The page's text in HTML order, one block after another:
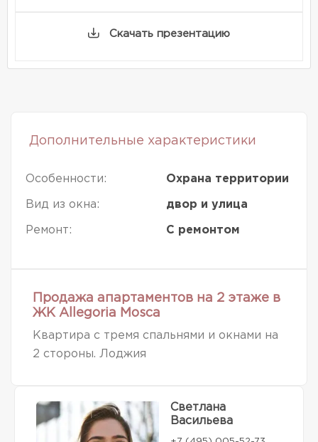
Скачать презентацию
Дополнительные характеристики
Особенности: Охрана территории
Вид из окна: двор и улица
Ремонт: С ремонтом
Продажа апартаментов на 2 этаже в
ЖК Allegoria Mosca
Квартира с тремя спальнями и окнами на
2 стороны. Лоджия
Светлана
Васильева